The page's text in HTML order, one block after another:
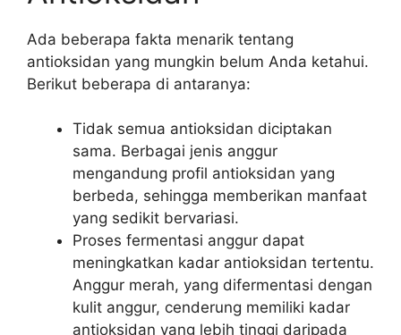
Ada beberapa fakta menarik tentang
antioksidan yang mungkin belum Anda ketahui.
Berikut beberapa di antaranya:
Tidak semua antioksidan diciptakan
sama. Berbagai jenis anggur
mengandung profil antioksidan yang
berbeda, sehingga memberikan manfaat
yang sedikit bervariasi.
Proses fermentasi anggur dapat
meningkatkan kadar antioksidan tertentu.
Anggur merah, yang difermentasi dengan
kulit anggur, cenderung memiliki kadar
antioksidan yang lebih tinggi daripada